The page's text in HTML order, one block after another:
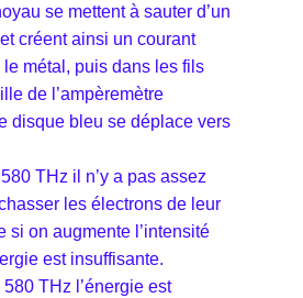
se mettent à sauter d’un
créent ainsi un courant
métal, puis dans les fils
de l’ampèremètre
disque bleu se déplace vers
THz il n’y a pas assez
les électrons de leur
si on augmente l’intensité
est insuffisante.
THz l’énergie est